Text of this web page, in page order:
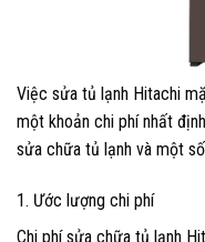
Việc sửa tủ lạnh Hitachi
một khoản chi phí nhất
sửa chữa tủ lạnh và một
1. Ước lượng chi phí
Chi phí sửa chữa tủ lạnh